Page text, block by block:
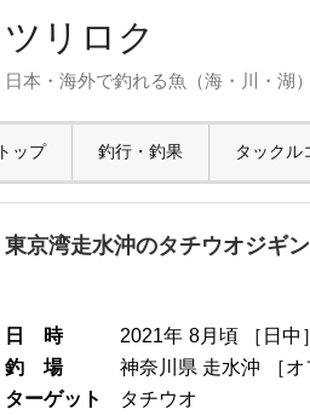
ツリロク
日本・海外で釣れる魚（海・川・湖
トップ 釣行・釣果 タックル
東京湾走水沖のタチウオジギ
日 時 2021年 8月頃 ［ 日中 ］
釣 場
神奈川県 走水沖 ［オ
ターゲット
タチウオ